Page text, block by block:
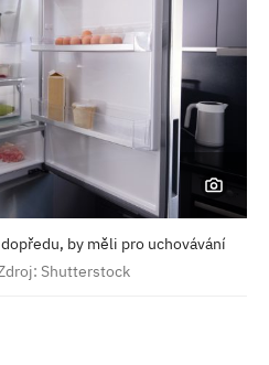
by měli pro uchovávání
Shutterstock